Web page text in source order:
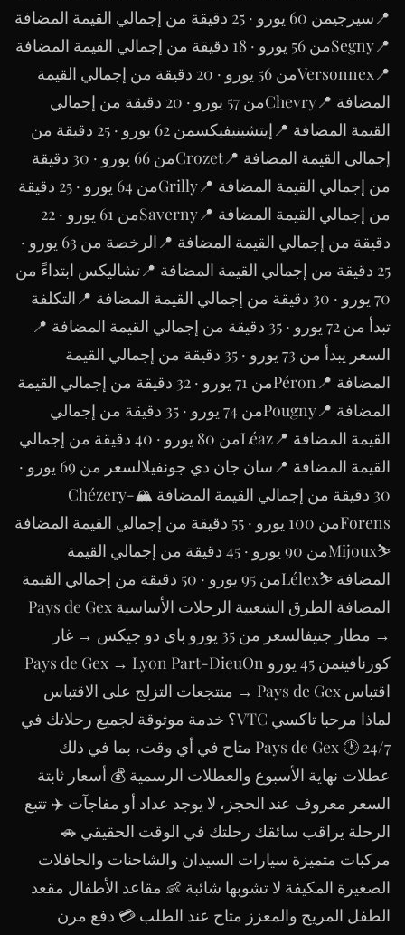
📍سيرجيمن 60 يورو · 25 دقيقة من إجمالي القيمة المضافة
📍Segnyمن 56 يورو · 18 دقيقة من إجمالي القيمة المضافة
📍Versonnexمن 56 يورو · 20 دقيقة من إجمالي القيمة
المضافة 📍Chevryمن 57 يورو · 20 دقيقة من إجمالي
القيمة المضافة 📍إيتشينيفيكسمن 62 يورو · 25 دقيقة من
إجمالي القيمة المضافة 📍Crozetمن 66 يورو · 30 دقيقة
من إجمالي القيمة المضافة 📍Grillyمن 64 يورو · 25 دقيقة
من إجمالي القيمة المضافة 📍Savernyمن 61 يورو · 22
دقيقة من إجمالي القيمة المضافة 📍الرخصة من 63 يورو ·
25 دقيقة من إجمالي القيمة المضافة 📍تشاليكس ابتداءً من
70 يورو · 30 دقيقة من إجمالي القيمة المضافة 📍التكلفة
تبدأ من 72 يورو · 35 دقيقة من إجمالي القيمة المضافة 📍
السعر يبدأ من 73 يورو · 35 دقيقة من إجمالي القيمة
المضافة 📍Péronمن 71 يورو · 32 دقيقة من إجمالي القيمة
المضافة 📍Pougnyمن 74 يورو · 35 دقيقة من إجمالي
القيمة المضافة 📍Léazمن 80 يورو · 40 دقيقة من إجمالي
القيمة المضافة 📍سان جان دي جونفيلالسعر من 69 يورو ·
30 دقيقة من إجمالي القيمة المضافة 🏔Chézery-
Forensمن 100 يورو · 55 دقيقة من إجمالي القيمة المضافة
⛷Mijouxمن 90 يورو · 45 دقيقة من إجمالي القيمة
المضافة ⛷Lélexمن 95 يورو · 50 دقيقة من إجمالي القيمة
المضافة الطرق الشعبية الرحلات الأساسية Pays de Gex
→ مطار جنيفالسعر من 35 يورو باي دو جيكس → غار
كورنافينمن 45 يورو Pays de Gex → Lyon Part-DieuOn
اقتباس Pays de Gex → منتجعات التزلج على الاقتباس
لماذا مرحبا تاكسي VTC؟ خدمة موثوقة لجميع رحلاتك في
Pays de Gex 🕐 24/7 متاح في أي وقت، بما في ذلك
عطلات نهاية الأسبوع والعطلات الرسمية 💰 أسعار ثابتة
السعر معروف عند الحجز، لا يوجد عداد أو مفاجآت ✈️ تتبع
الرحلة يراقب سائقك رحلتك في الوقت الحقيقي 🚗
مركبات متميزة سيارات السيدان والشاحنات والحافلات
الصغيرة المكيفة لا تشوبها شائبة 👶 مقاعد الأطفال مقعد
الطفل المريح والمعزز متاح عند الطلب 💳 دفع مرن